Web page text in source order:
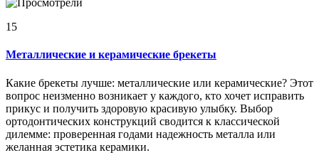
15
Металлические и керамические брекеты
Какие брекеты лучше: металлические или керамические? Этот
вопрос неизменно возникает у каждого, кто хочет исправить
прикус и получить здоровую красивую улыбку. Выбор
ортодонтических конструкций сводится к классической
дилемме: проверенная годами надежность металла или
желанная эстетика керамики.